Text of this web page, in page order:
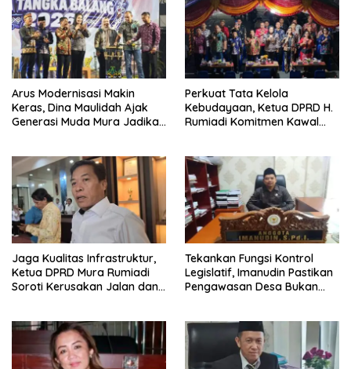
Arus Modernisasi Makin
Keras, Dina Maulidah Ajak
Generasi Muda Mura Jadikan
Perkuat Tata Kelola
Kebudayaan, Ketua DPRD H.
Rumiadi Komitmen Kawal
Jaga Kualitas Infrastruktur,
Ketua DPRD Mura Rumiadi
Soroti Kerusakan Jalan dan
Tekankan Fungsi Kontrol
Legislatif, Imanudin Pastikan
Pengawasan Desa Bukan